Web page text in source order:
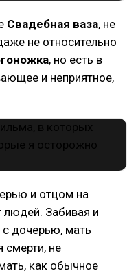
Свадебная ваза, не
не относительно
, но есть в
и неприятное,
и отцом на
людей. Забивая и
с дочерью, мать
смерти, не
как обычное